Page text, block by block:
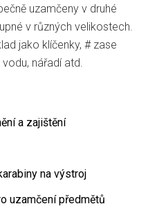
uzamčeny v druhé
v různých velikostech.
jako klíčenky, # zase
vodu, nářadí atd.
a zajištění
na výstroj
uzamčení předmětů